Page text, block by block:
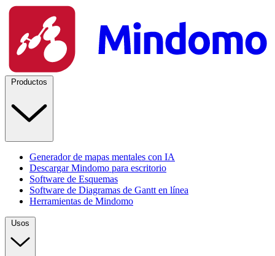
Productos
Generador de mapas mentales con IA
Descargar Mindomo para escritorio
Software de Esquemas
Software de Diagramas de Gantt en línea
Herramientas de Mindomo
Usos